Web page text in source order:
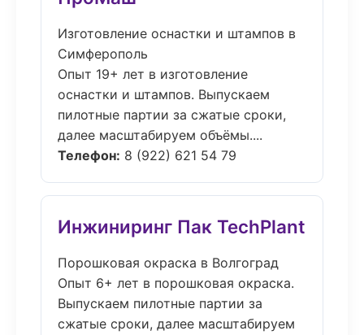
Изготовление оснастки и штампов в
Симферополь
Опыт 19+ лет в изготовление
оснастки и штампов. Выпускаем
пилотные партии за сжатые сроки,
далее масштабируем объёмы....
Телефон: 8 (922) 621 54 79
Инжиниринг Пак TechPlant
Порошковая окраска в Волгоград
Опыт 6+ лет в порошковая окраска.
Выпускаем пилотные партии за
сжатые сроки, далее масштабируем